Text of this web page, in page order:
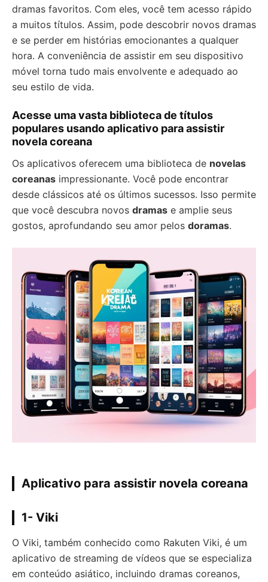
dramas favoritos. Com eles, você tem acesso rápido
a muitos títulos. Assim, pode descobrir novos dramas
e se perder em histórias emocionantes a qualquer
hora. A conveniência de assistir em seu dispositivo
móvel torna tudo mais envolvente e adequado ao
seu estilo de vida.
Acesse uma vasta biblioteca de títulos
populares usando aplicativo para assistir
novela coreana
Os aplicativos oferecem uma biblioteca de novelas
coreanas impressionante. Você pode encontrar
desde clássicos até os últimos sucessos. Isso permite
que você descubra novos dramas e amplie seus
gostos, aprofundando seu amor pelos doramas.
Aplicativo para assistir novela coreana
1- Viki
O Viki, também conhecido como Rakuten Viki, é um
aplicativo de streaming de vídeos que se especializa
em conteúdo asiático, incluindo dramas coreanos,